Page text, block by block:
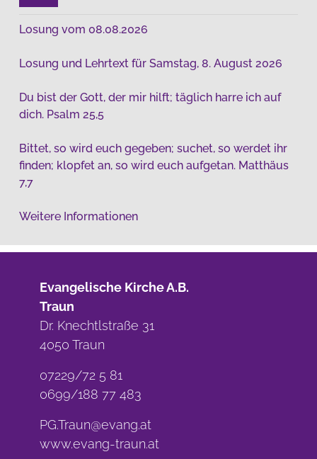
Losung vom 08.08.2026
Losung und Lehrtext für Samstag, 8. August 2026
Du bist der Gott, der mir hilft; täglich harre ich auf
dich. Psalm 25,5
Bittet, so wird euch gegeben; suchet, so werdet ihr
finden; klopfet an, so wird euch aufgetan. Matthäus
7,7
Weitere Informationen
Evangelische Kirche A.B.
Traun
Dr. Knechtlstraße 31
4050 Traun
07229/72 5 81
0699/188 77 483
PG.Traun@evang.at
www.evang-traun.at